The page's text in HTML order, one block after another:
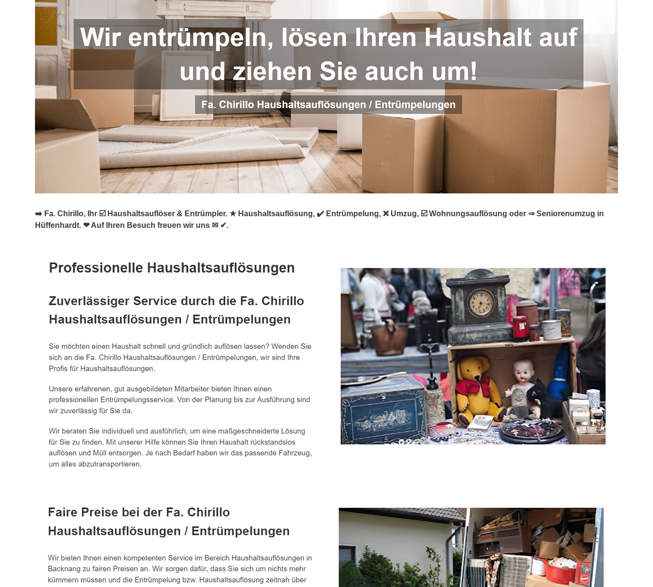
➡️ Fa. Chirillo, Ihr ☑️ Haushaltsauflöser & Entrümpler. ★ Haushaltsauflösung, ✔️ Entrümpelung, ❌ Umzug, ☑️ Wohnungsauflösung oder ⇒ Seniorenumzug in
Hüffenhardt. ❤ Auf Ihren Besuch freuen wir uns ✉ ✔.